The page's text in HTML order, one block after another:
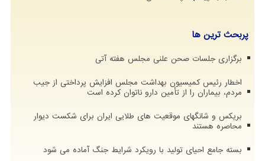
پربحث ترین ها
برگزاری جلسات صحن علنی مجلس هفته آتی
اخطار رئیس کمیسیون بهداشت مجلس افزایش پرداختی از جیب
مردم، بیماران را از تأمین دارو ناتوان کرده است
بریکس و شانگهای موقعیت های طلایی ایران برای شکست دیوار
محاصره هستند
بسته جامع احیای تولید با رویکرد شرایط جنگ آماده می شود